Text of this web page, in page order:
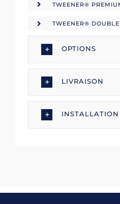
TWEENER®
TWEENER®
OPTIONS
LIVRAISON
INSTALLATION